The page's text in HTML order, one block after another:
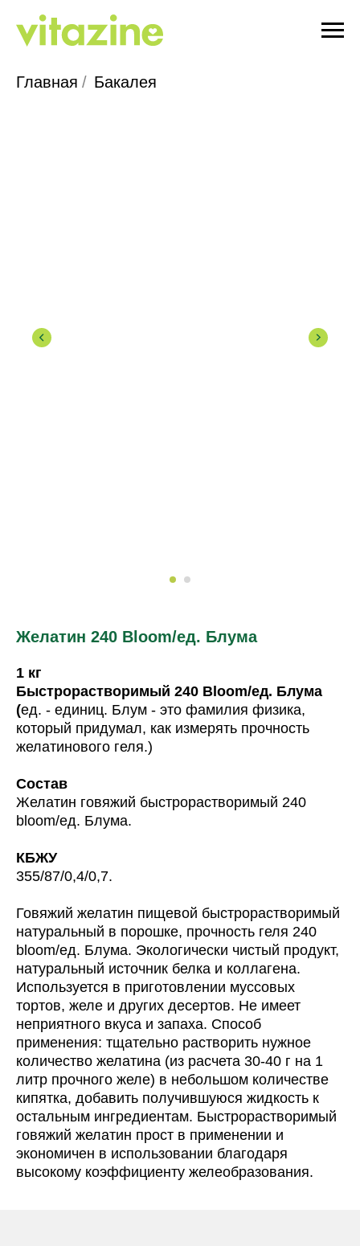
Главная / Бакалея
Желатин 240 Bloom/ед. Блума
1 кг
Быстрорастворимый 240 Bloom/ед. Блума
(ед. - единиц. Блум - это фамилия физика,
который придумал, как измерять прочность
желатинового геля.)
Состав
Желатин говяжий быстрорастворимый 240
bloom/ед. Блума.
КБЖУ
355/87/0,4/0,7.
Говяжий желатин пищевой быстрорастворимый
натуральный в порошке, прочность геля 240
bloom/ед. Блума. Экологически чистый продукт,
натуральный источник белка и коллагена.
Используется в приготовлении муссовых
тортов, желе и других десертов. Не имеет
неприятного вкуса и запаха. Способ
применения: тщательно растворить нужное
количество желатина (из расчета 30-40 г на 1
литр прочного желе) в небольшом количестве
кипятка, добавить получившуюся жидкость к
остальным ингредиентам. Быстрорастворимый
говяжий желатин прост в применении и
экономичен в использовании благодаря
высокому коэффициенту желеобразования.